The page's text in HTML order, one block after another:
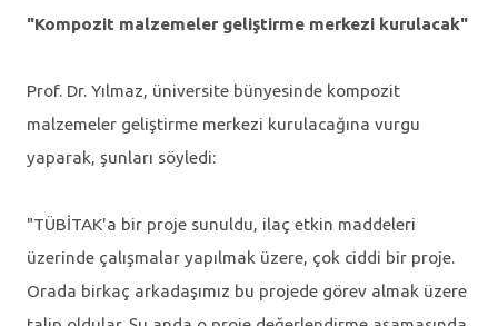
"Kompozit malzemeler geliştirme merkezi kurulacak"
Prof. Dr. Yılmaz, üniversite bünyesinde kompozit
malzemeler geliştirme merkezi kurulacağına vurgu
yaparak, şunları söyledi:
"TÜBİTAK'a bir proje sunuldu, ilaç etkin maddeleri
üzerinde çalışmalar yapılmak üzere, çok ciddi bir proje.
Orada birkaç arkadaşımız bu projede görev almak üzere